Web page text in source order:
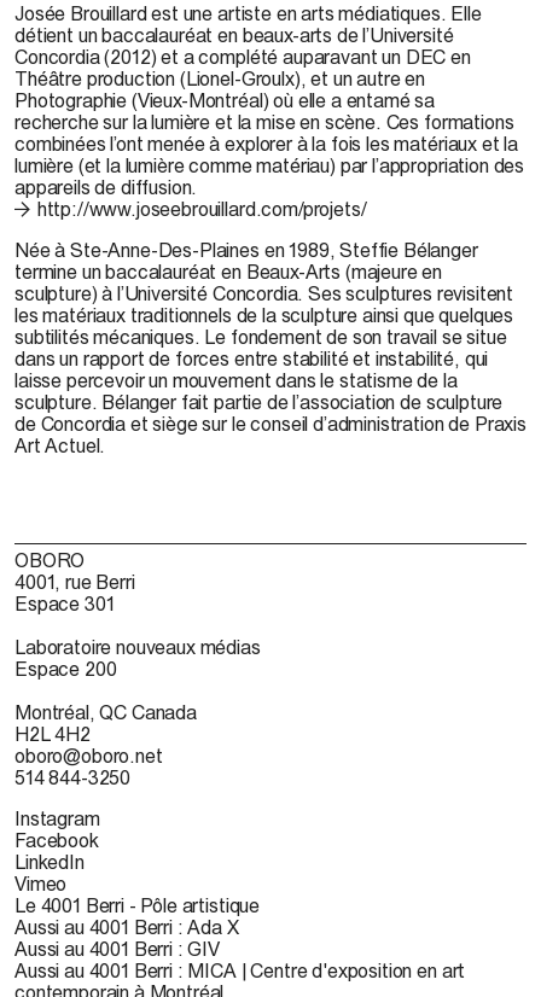
Josée Brouillardest une artiste en arts médiatiques. Elle
détient un baccalauréat en beaux-arts de l’Université
Concordia (2012) et a complété auparavant un DEC en
Théâtre production (Lionel-Groulx), et un autre en
Photographie (Vieux-Montréal) où elle a entamé sa
recherche sur la lumière et la mise en scène. Ces formations
combinées l’ont menée à explorer à la fois les matériaux et la
lumière (et la lumière comme matériau) par l’appropriation des
appareils de diffusion.
http://www.joseebrouillard.com/projets/
Née à Ste-Anne-Des-Plaines en 1989,Steffie Bélanger
termine un baccalauréat en Beaux-Arts (majeure en
sculpture) à l’Université Concordia. Ses sculptures revisitent
les matériaux traditionnels de la sculpture ainsi que quelques
subtilités mécaniques. Le fondement de son travail se situe
dans un rapport de forces entre stabilité et instabilité, qui
laisse percevoir un mouvement dans le statisme de la
sculpture. Bélanger fait partie de l’association de sculpture
de Concordia et siège sur le conseil d’administration de Praxis
Art Actuel.
OBORO
4001, rue Berri
Espace 301
Laboratoire nouveaux médias
Espace 200
Montréal, QC Canada
H2L 4H2
oboro@oboro.net
514 844-3250
Instagram
Facebook
LinkedIn
Vimeo
Le 4001 Berri - Pôle artistique
Aussi au 4001 Berri : Ada X
Aussi au 4001 Berri : GIV
Aussi au 4001 Berri : MICA | Centre d'exposition en art